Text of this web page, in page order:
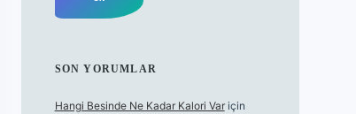
SON YORUMLAR
Hangi Besinde Ne Kadar Kalori Variçin